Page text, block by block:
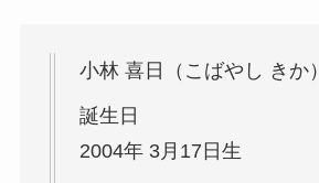
小林 喜日（こばやし きか）
誕生日
2004年 3月17日生